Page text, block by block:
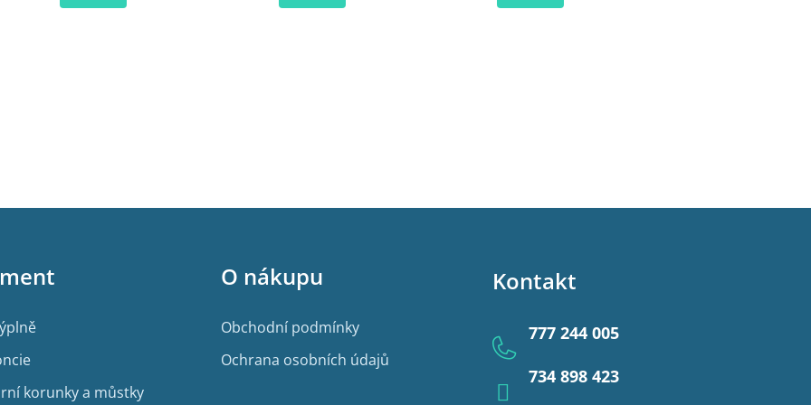
korunky a můstky
O nákupu
Obchodní podmínky
Ochrana osobních údajů
Kontakt
777 244 005
734 898 423